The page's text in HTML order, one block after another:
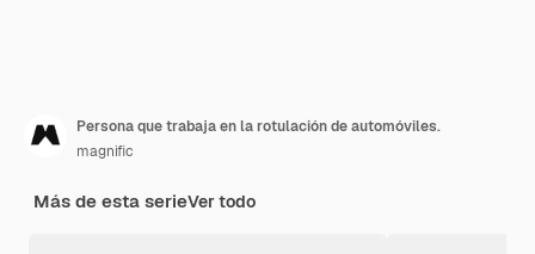
Persona que trabaja en la rotulación de automóviles.
magnific
Más de esta serieVer todo